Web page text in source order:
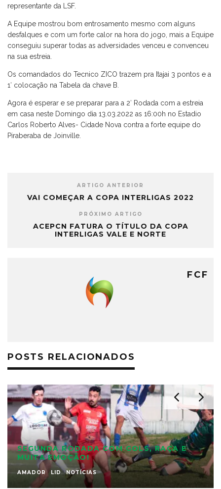
representante da LSF.
A Equipe mostrou bom entrosamento mesmo com alguns
desfalques e com um forte calor na hora do jogo, mais a Equipe
conseguiu superar todas as adversidades venceu e convenceu
na sua estreia.
Os comandados do Tecnico ZICO trazem pra Itajai 3 pontos e a
1′ colocação na Tabela da chave B.
Agora é esperar e se preparar para a 2′ Rodada com a estreia
em casa neste Domingo dia 13.03.2022 as 16:00h no Estadio
Carlos Roberto Alves- Cidade Nova contra a forte equipe do
Piraberaba de Joinville.
ARTIGO ANTERIOR
VAI COMEÇAR A COPA INTERLIGAS 2022
PRÓXIMO ARTIGO
ACEPCN FATURA O TÍTULO DA COPA
INTERLIGAS VALE E NORTE
FCF
POSTS RELACIONADOS
SEGUNDA RODADA COM GOLS, RAÇA E
MUITA EMOÇÃO!
AMADOR LID NOTÍCIAS